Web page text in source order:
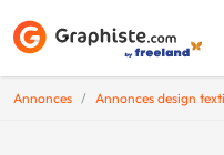
Annonces Annonces design